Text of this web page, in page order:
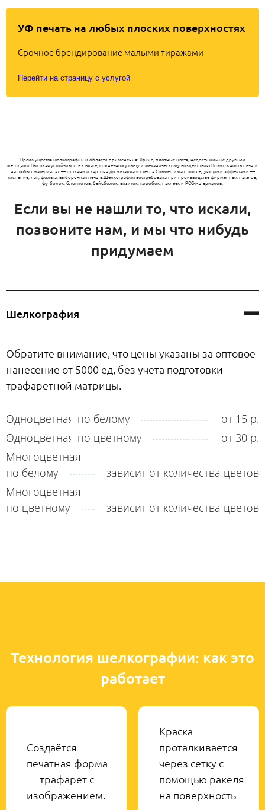
УФ печать на любых плоских поверхностях
Срочное брендирование малыми тиражами
Перейти на страницу с услугой
Преимущества шелкографии и области применения: Яркие, плотные цвета, недостижимые другими
методами.Высокая устойчивость к влаге, солнечному свету и механическому воздействию.Возможность печати
на любых материалах — от ткани и картона до металла и стекла.Совместима с последующими эффектами —
тиснение, лак, фольга, выборочная печать.Шелкография востребована при производстве фирменных пакетов,
футболок, блокнотов, бейсболок, визиток, коробок, наклеек и POS-материалов.
Если вы не нашли то, что искали,
позвоните нам, и мы что нибудь
придумаем
Шелкография
Обратите внимание, что цены указаны за оптовое
нанесение от 5000 ед, без учета подготовки
трафаретной матрицы.
Одноцветная по белому
от 15 р.
Одноцветная по цветному
от 30 р.
Многоцветная
по белому
зависит от количества цветов
Многоцветная
по цветному
зависит от количества цветов
Технология шелкографии: как это
работает
Создаётся
печатная форма
— трафарет с
изображением.
Краска
проталкивается
через сетку с
помощью ракеля
на поверхность